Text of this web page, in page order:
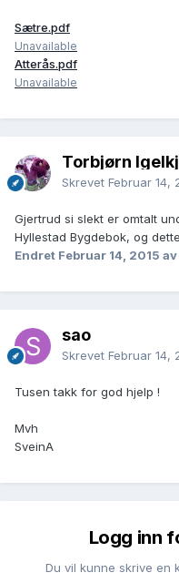
Sætre.pdf
Unavailable
Atterås.pdf
Unavailable
Torbjørn
Skrevet Februar 14,
Gjertrud si slekt er omtalt
Hyllestad Bygdebok, og
Endret Februar 14, 2015
sao
Skrevet Februar 14,
Tusen takk for god hjelp !
Mvh
SveinA
Logg inn
Du vil kunne skrive en